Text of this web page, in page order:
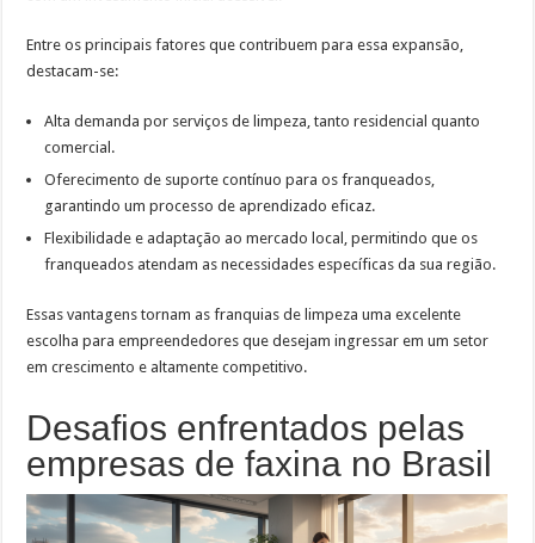
Entre os principais fatores que contribuem para essa expansão,
destacam-se:
Alta demanda por serviços de limpeza, tanto residencial quanto
comercial.
Oferecimento de suporte contínuo para os franqueados,
garantindo um processo de aprendizado eficaz.
Flexibilidade e adaptação ao mercado local, permitindo que os
franqueados atendam as necessidades específicas da sua região.
Essas vantagens tornam as franquias de limpeza uma excelente
escolha para empreendedores que desejam ingressar em um setor
em crescimento e altamente competitivo.
Desafios enfrentados pelas
empresas de faxina no Brasil